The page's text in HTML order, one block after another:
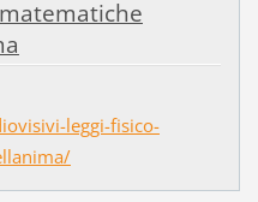
leggi-fisico-